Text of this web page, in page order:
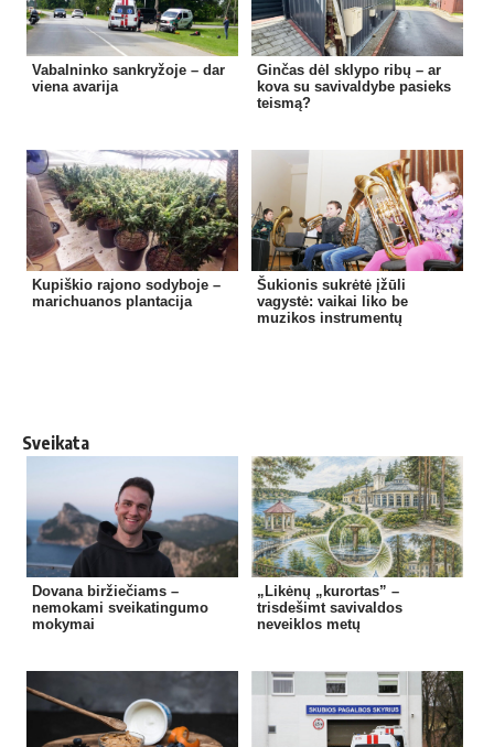
Vabalninko sankryžoje – dar
viena avarija
Ginčas dėl sklypo ribų – ar
kova su savivaldybe pasieks
teismą?
Kupiškio rajono sodyboje –
marichuanos plantacija
Šukionis sukrėtė įžūli
vagystė: vaikai liko be
muzikos instrumentų
Sveikata
Dovana biržiečiams –
nemokami sveikatingumo
mokymai
„Likėnų „kurortas” –
trisdešimt savivaldos
neveiklos metų